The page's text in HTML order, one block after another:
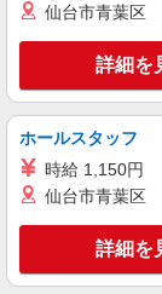
キー
紹介予定派遣
株式会社シエロ
仙台市青葉区
詳細を
ホールスタッフ
時給 1,150円
仙台市青葉区
詳細を